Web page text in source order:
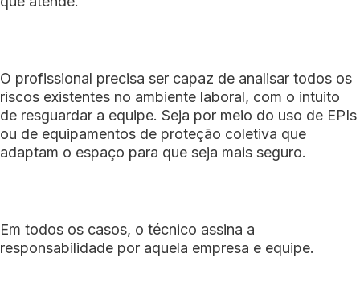
O profissional precisa ser capaz de analisar todos os
riscos existentes no ambiente laboral, com o intuito
de resguardar a equipe. Seja por meio do uso de EPIs
ou de equipamentos de proteção coletiva que
adaptam o espaço para que seja mais seguro.
Em todos os casos, o técnico assina a
responsabilidade por aquela empresa e equipe.